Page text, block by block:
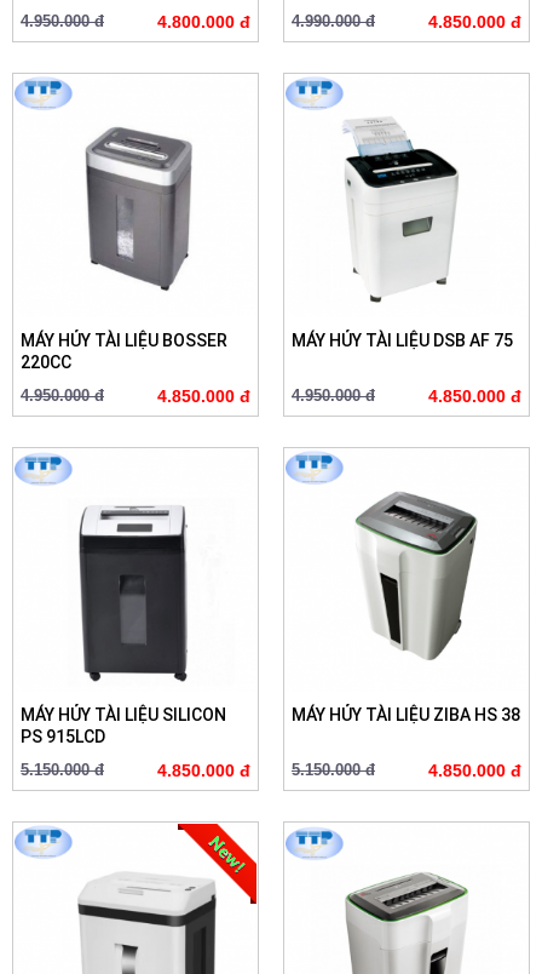
4.950.000 đ 4.800.000 đ 4.990.000 đ 4.850.000 đ
MÁY HỦY TÀI LIỆU BOSSER
220CC
4.950.000 đ 4.850.000 đ
MÁY HỦY TÀI LIỆU DSB AF 75
4.950.000 đ 4.850.000 đ
MÁY HỦY TÀI LIỆU SILICON
PS 915LCD
5.150.000 đ 4.850.000 đ
MÁY HỦY TÀI LIỆU ZIBA HS 38
5.150.000 đ 4.850.000 đ